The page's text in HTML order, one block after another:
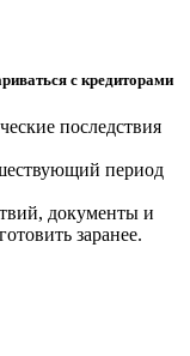
с кредиторами
последствия
период
документы и
заранее.